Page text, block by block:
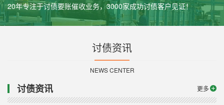
20年专注于讨债要账催收业务，3000家成功讨债客户见证！
讨债资讯
NEWS CENTER
更多
讨债资讯